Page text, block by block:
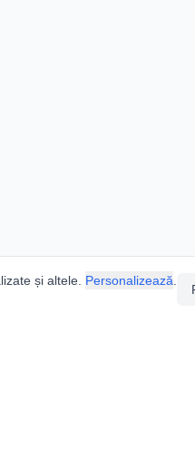
și altele. Personalizează